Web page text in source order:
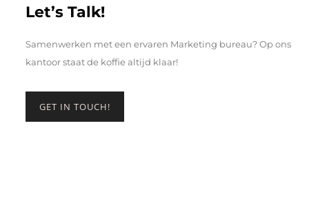
Let’s Talk!
Samenwerken met een ervaren Marketing bureau? Op ons
kantoor staat de koffie altijd klaar!
GET IN TOUCH!